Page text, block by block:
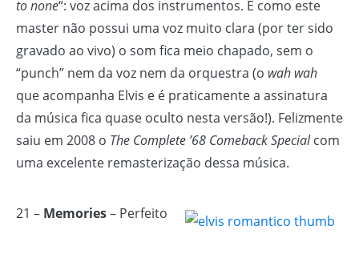
to none“: voz acima dos instrumentos. E como este
master não possui uma voz muito clara (por ter sido
gravado ao vivo) o som fica meio chapado, sem o
“punch” nem da voz nem da orquestra (o wah wah
que acompanha Elvis e é praticamente a assinatura
da música fica quase oculto nesta versão!). Felizmente
saiu em 2008 o The Complete ’68 Comeback Specialcom
uma excelente remasterização dessa música.
21 – Memories– Perfeito